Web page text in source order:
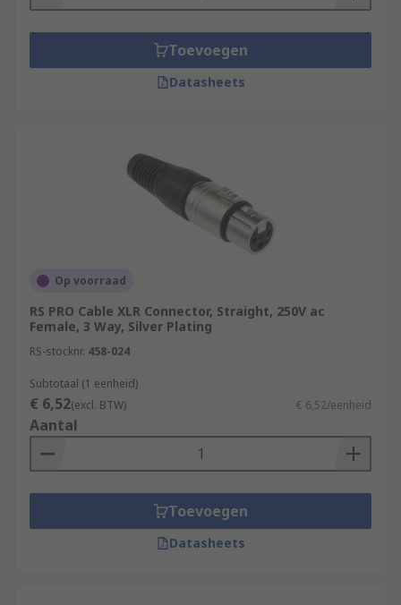
Toevoegen
Datasheets
Op voorraad
RS PRO Cable XLR Connector, Straight, 250V ac
Female, 3 Way, Silver Plating
RS-stocknr. 458-024
Subtotaal (1 eenheid)
€ 6,52(excl. BTW) € 6,52/eenheid
Aantal
Toevoegen
Datasheets